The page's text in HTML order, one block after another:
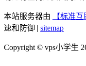
本站服务器由 【标准互
速和防御 | sitemap
Copyright © vps小学生